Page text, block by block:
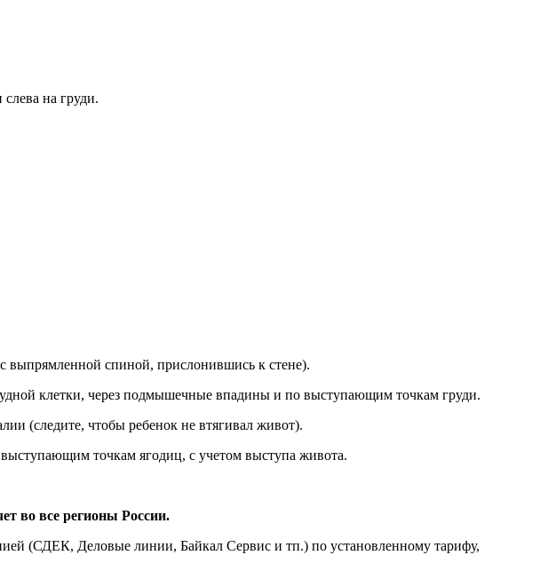
на груди.
выпрямленной спиной, прислонившись к стене).
клетки, через подмышечные впадины и по выступающим точкам груди.
(следите, чтобы ребенок не втягивал живот).
точкам ягодиц, с учетом выступа живота.
во все регионы России.
(СДЕК, Деловые линии, Байкал Сервис и тп.) по установленному тарифу,